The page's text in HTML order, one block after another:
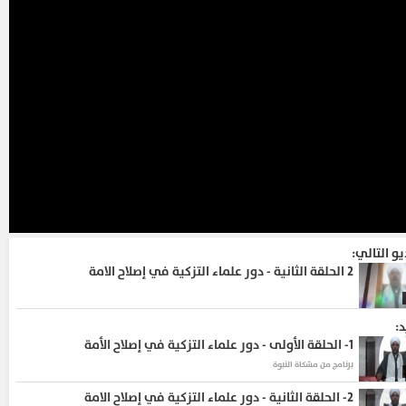
التالي:
2الحلقة الثانية - دور علماء التزكية في إصلاح الامة
1- الحلقة الأولى - دور علماء التزكية في إصلاح الأمة
برنامج من مشكاة النبوة
2- الحلقة الثانية - دور علماء التزكية في إصلاح الامة